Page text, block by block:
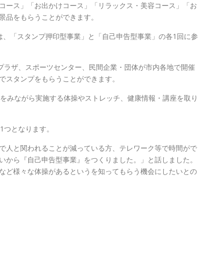
ス」「お出かけコース」「リラックス・美容コース」「お
をもらうことができます。
「スタンプ押印型事業」と「自己申告型事業」の各1回に参
ザ、スポーツセンター、民間企業・団体が市内各地で開催
タンプをもらうことができます。
みながら実施する体操やストレッチ、健康情報・講座を取り
となります。
と関われることが減っている方、テレワーク等で時間がで
ら『自己申告型事業』をつくりました。」と話しました。
ど様々な体操があるというを知ってもらう機会にしたいとの